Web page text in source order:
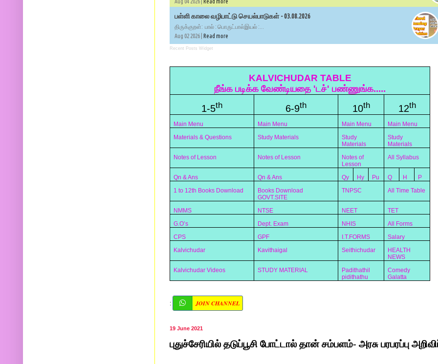
பள்ளி காலை வழிபாட்டு செயல்பாடுகள் - 03.08.2026
திருக்குறள்: பால் : பொருட்பால்இயல் :...
Aug 02 2026 | Read more
Recent Posts Widget
KALVICHUDAR TABLE
நீங்க படிக்க வேண்டியதை 'டச்' பண்ணுங்க.....
1-5th 6-9th 10th 12th
Main Menu Main Menu Main Menu
Main Menu
Materials & Questions
Study Materials
Study
Materials
Study
Materials
Notes of Lesson
Notes of Lesson
Notes of
Lesson
All Syllabus
Qn & Ans Qn & Ans Qy Hy Pu Q H
P
1 to 12th Books Download
Books Download
GOVT.SITE
TNPSC All Time Table
NMMS NTSE NEET
TET
G.O’s
Dept. Exam NHIS
All Forms
CPS
GPF I.T.FORMS
Salary
Kalvichudar
Kavithaigal Seithichudar
HEALTH
NEWS
Kalvichudar Videos
STUDY MATERIAL
Padithathil
pidithathu
Comedy
Galatta
: JOIN CHANNEL
19 June 2021
புதுச்சேரியில் தடுப்பூசி போட்டால் தான் சம்பளம்- அரசு பரபரப்பு